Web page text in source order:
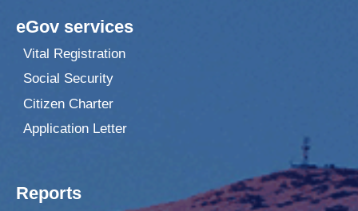
eGov services
Vital Registration
Social Security
Citizen Charter
Application Letter
Reports